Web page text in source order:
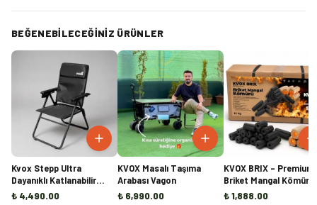
BEĞENEBILECEĞINIZ ÜRÜNLER
Kvox Stepp Ultra
Dayanıklı Katlanabilir
Kamp Sandalyesi
₺ 4,490.00
KVOX Masalı Taşıma
Arabası Vagon
₺ 6,990.00
KVOX BRIX – Premium
Briket Mangal Kömürü
(10KG)
₺ 1,888.00